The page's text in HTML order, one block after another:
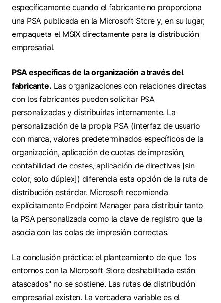
específicamente cuando el fabricante no proporciona
una PSA publicada en la Microsoft Store y, en su lugar,
empaqueta el MSIX directamente para la distribución
empresarial.
PSA específicas de la organización a través del
fabricante. Las organizaciones con relaciones directas
con los fabricantes pueden solicitar PSA
personalizadas y distribuirlas internamente. La
personalización de la propia PSA (interfaz de usuario
con marca, valores predeterminados específicos de la
organización, aplicación de cuotas de impresión,
contabilidad de costes, aplicación de directivas [sin
color, solo dúplex]) diferencia esta opción de la ruta de
distribución estándar. Microsoft recomienda
explícitamente Endpoint Manager para distribuir tanto
la PSA personalizada como la clave de registro que la
asocia con las colas de impresión correctas.
La conclusión práctica: el planteamiento de que "los
entornos con la Microsoft Store deshabilitada están
atascados" no se sostiene. Las rutas de distribución
empresarial existen. La verdadera variable es el